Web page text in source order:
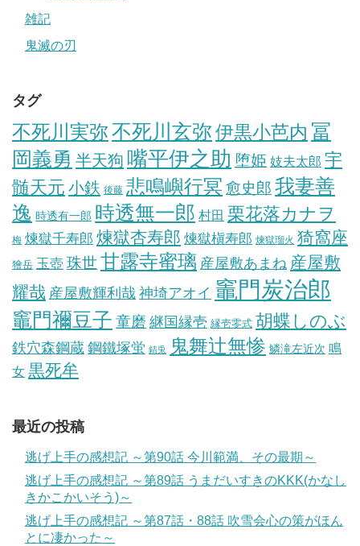
雑記
鬼滅の刃
タグ
不死川実弥不死川玄弥伊黒小芭内 冨
岡義勇 半天狗 嘴平伊之助 堕姫 妓夫太郎 宇
髄天元 小鉄 後藤 悲鳴嶼行冥 愈史郎 我妻善
逸 時透有一郎 時透無一郎 村田 栗花落カナヲ
梅 煉獄千寿郎 煉獄杏寿郎 煉獄槇寿郎 煉獄瑠火 猗窩座
獪岳 玉壺 珠世甘露寺蜜璃 産屋敷あまね 産屋敷
耀哉 産屋敷輝利哉 神埼アオイ 竈門炭治郎
竈門禰豆子 童磨 継国縁壱 縁壱零式 胡蝶しのぶ
鉄穴森鋼蔵 鋼鐵塚蛍 錆兎 鬼舞辻無惨 鱗滝左近次 鳴
女 黒死牟
最近の投稿
逃げ上手の感想記 ～第90話 今川範満、その最期～
逃げ上手の感想記 ～第89話 うまだいすきのKKK(かなし
きかこかいそう)～
逃げ上手の感想記 ～第87話・88話 吹雪会心の策がほん
とに凄かった～